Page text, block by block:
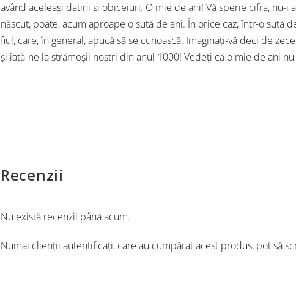
având aceleaşi datini şi obiceiuri. O mie de ani! Vă sperie cifra, nu-i
născut, poate, acum aproape o sută de ani. În orice caz, într-o sută
fiul, care, în general, apucă să se cunoască. Imaginaţi-vă deci de
şi iată-ne la strămoşii noştri din anul 1000! Vedeţi că o mie de ani
Recenzii
Nu există recenzii până acum.
Numai clienții autentificați, care au cumpărat acest produs, pot să